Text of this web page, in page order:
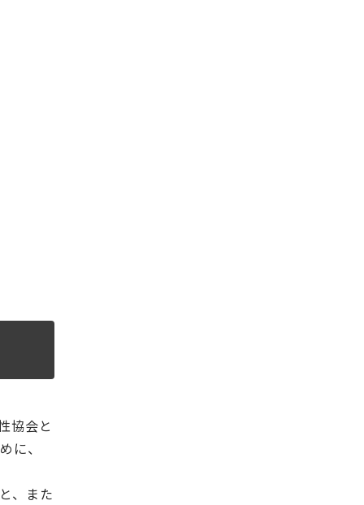
協会と
に、
、また